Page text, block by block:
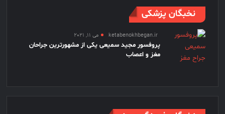
نخبگان پزشکی
ketabenokhbegan.ir می 11, 2021
پروفسور مجید سمیعی یکی از مشهورترین جراحان
مغز و اعصاب